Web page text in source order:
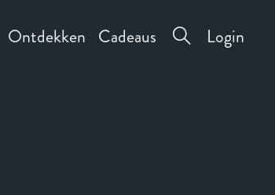
Ontdekken Cadeaus Login